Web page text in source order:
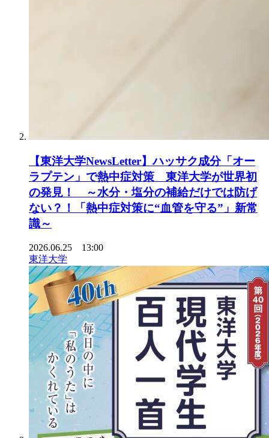
【東洋大学NewsLetter】ハッサク成分「オー
ラプテン」で熱中症対策 東洋大学が世界初
の発見！ ～水分・塩分の補給だけでは防げ
ない？！「熱中症対策に“血管を守る”」新常
識～
2026.06.25 13:00
東洋大学